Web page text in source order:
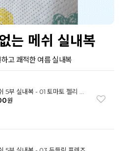
는 메쉬 실내복
고 쾌적한 여름 실내복
5부 실내복 - 01 토마토 젤리 베
원